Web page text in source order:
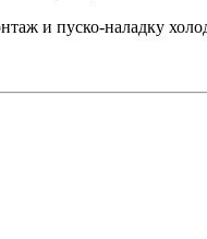
и пуско-наладку